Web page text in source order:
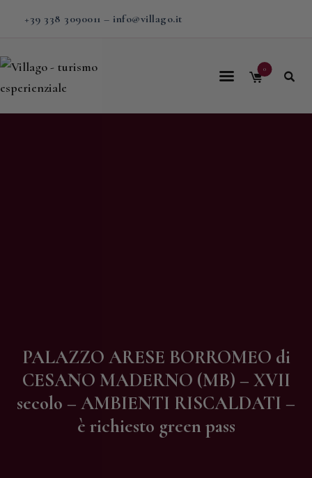
+39 338 3090011 – info@villago.it
0
PALAZZO ARESE BORROMEO di
CESANO MADERNO (MB) – XVII
secolo – AMBIENTI RISCALDATI –
è richiesto green pass
Home